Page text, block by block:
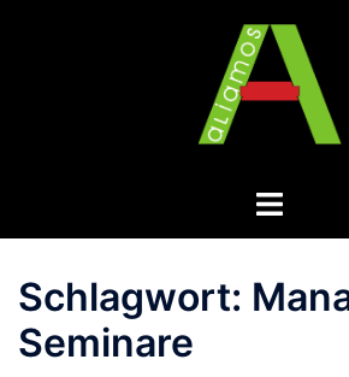
Menü
Schlagwort:
Seminare